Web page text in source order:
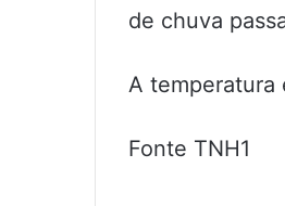
de chuva
A temperatura
Fonte TNH1